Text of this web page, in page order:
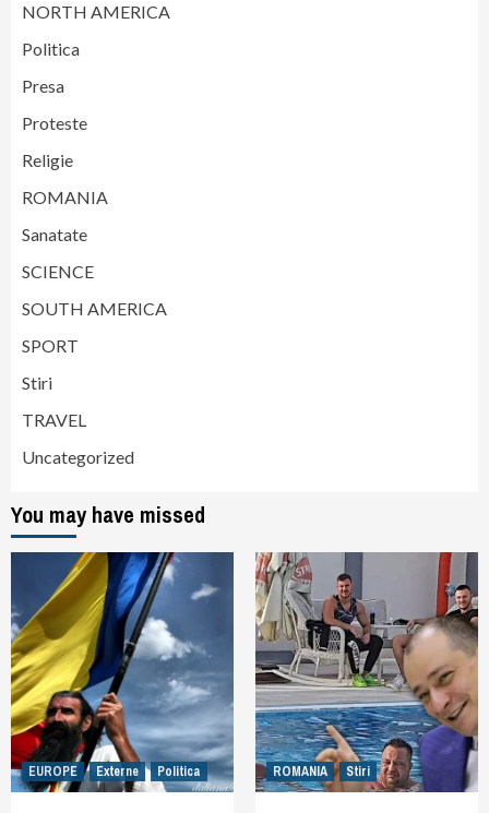
NORTH AMERICA
Politica
Presa
Proteste
Religie
ROMANIA
Sanatate
SCIENCE
SOUTH AMERICA
SPORT
Stiri
TRAVEL
Uncategorized
You may have missed
EUROPE Externe Politica ROMANIA Stiri